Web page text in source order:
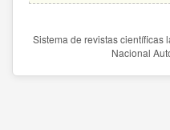
Sistema de revistas científicas
Nacional